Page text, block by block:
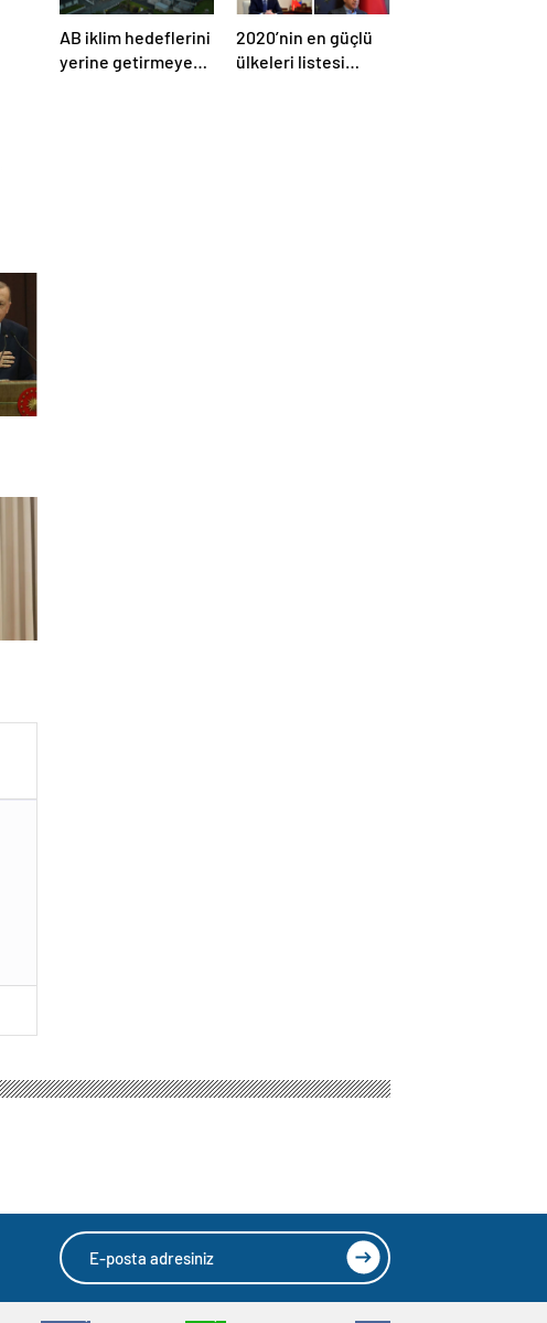
AB iklim hedeflerini
yerine getirmeyen
2020’nin en güçlü
ülkeleri listesi